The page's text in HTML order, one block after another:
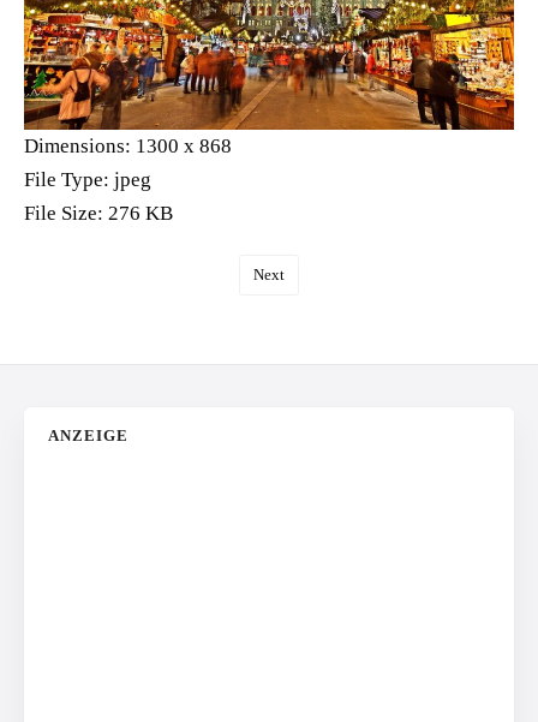
Dimensions: 1300 x 868
File Type: jpeg
File Size: 276 KB
Next
ANZEIGE